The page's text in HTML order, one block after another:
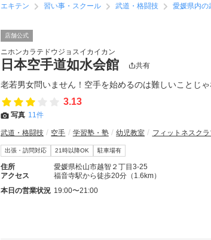
エキテン 習い事・スクール 武道・格闘技 愛媛県内の
店舗公式
ニホンカラテドウジョスイカイカン
日本空手道如水会館 共有
老若男女問いません！空手を始めるのは難しいことじゃ
3.13
写真 11件
武道・格闘技 空手 学習塾・塾 幼児教室 フィットネスク
出張・訪問対応 21時以降OK 駐車場有
住所
愛媛県松山市越智２丁目3-25
アクセス
福音寺駅から徒歩20分（1.6km）
本日の営業状況 19:00〜21:00